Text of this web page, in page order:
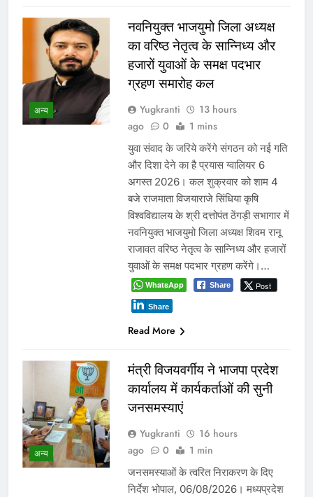
अन्य
नवनियुक्त भाजयुमो जिला अध्यक्ष
का वरिष्ठ नेतृत्व के सान्निध्य और
हजारों युवाओं के समक्ष पदभार
ग्रहण समारोह कल
Yugkranti
13 hours
ago
0 1 mins
युवा संवाद के जरिये करेंगे संगठन को नई गति
और दिशा देने का है प्रयास ग्वालियर 6
अगस्त 2026। कल शुक्रवार को शाम 4
बजे राजमाता विजयाराजे सिंधिया कृषि
विश्वविद्यालय के श्री दत्तोपंत ठेंगड़ी सभागार में
नवनियुक्त भाजयुमो जिला अध्यक्ष शिवम रानू
राजावत वरिष्ठ नेतृत्व के सान्निध्य और हजारों
युवाओं के समक्ष पदभार ग्रहण करेंगे।…
WhatsApp Share Post
Share
Read More
अन्य
मंत्री विजयवर्गीय ने भाजपा प्रदेश
कार्यालय में कार्यकर्ताओं की सुनी
जनसमस्याएं
Yugkranti
16 hours
ago
0 1 min
जनसमस्याओं के त्वरित निराकरण के दिए
निर्देश भोपाल, 06/08/2026। मध्यप्रदेश